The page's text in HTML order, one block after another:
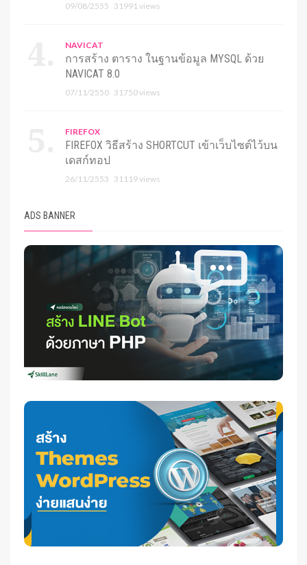
09/08/2555 31991 views
NAVICAT
การสร้าง ตาราง ในฐานข้อมูล MYSQL ด้วย
NAVICAT 8.0
07/11/2550 31750 views
FIREFOX
FIREFOX วิธีสร้าง SHORTCUT เข้าเว็บไซต์ไว้บน
เดสก์ทอป
26/11/2553 31119 views
ADS BANNER